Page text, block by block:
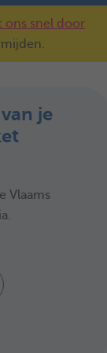
ons snel door
je
Vlaams